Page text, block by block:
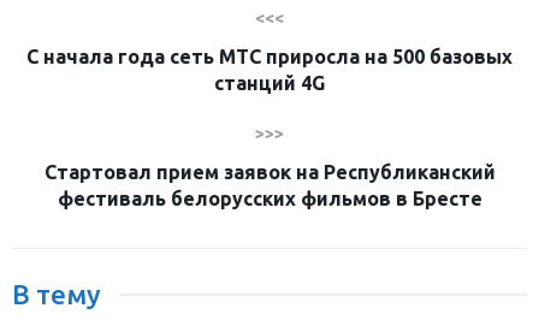
<<<
С начала года сеть МТС приросла на 500 базовых
станций 4G
>>>
Стартовал прием заявок на Республиканский
фестиваль белорусских фильмов в Бресте
В тему